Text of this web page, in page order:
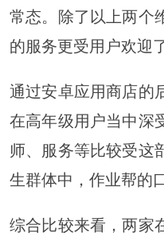
常态。除了以上两个
的服务更受用户欢迎了
通过安卓应用商店的
在高年级用户当中深
师、服务等比较受这
生群体中，作业帮的
综合比较来看，两家